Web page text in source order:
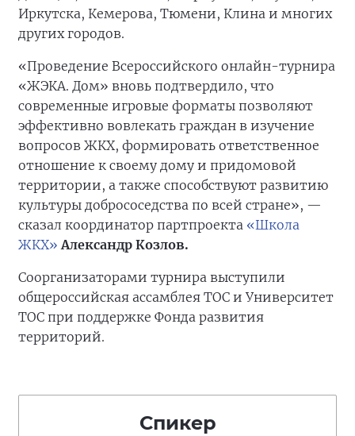
Иркутска, Кемерова, Тюмени, Клина и многих
других городов.
«Проведение Всероссийского онлайн-турнира
«ЖЭКА. Дом» вновь подтвердило, что
современные игровые форматы позволяют
эффективно вовлекать граждан в изучение
вопросов ЖКХ, формировать ответственное
отношение к своему дому и придомовой
территории, а также способствуют развитию
культуры добрососедства по всей стране», —
сказал координатор партпроекта «Школа
ЖКХ» Александр Козлов.
Соорганизаторами турнира выступили
общероссийская ассамблея ТОС и Университет
ТОС при поддержке Фонда развития
территорий.
Спикер